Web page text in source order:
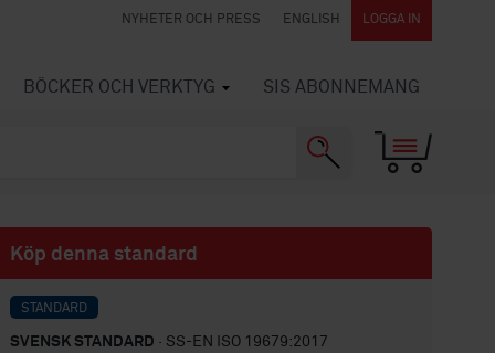
NYHETER OCH PRESS ENGLISH LOGGA IN
BÖCKER OCH VERKTYG SIS ABONNEMANG
Köp denna standard
STANDARD
SVENSK STANDARD · SS-EN ISO 19679:2017